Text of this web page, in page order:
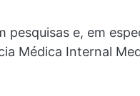
pesquisas e, em
Médica Internal